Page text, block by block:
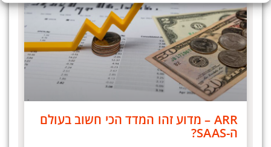
ARR – מדוע זהו המדד הכי חשוב בעולם
ה-SAAS?